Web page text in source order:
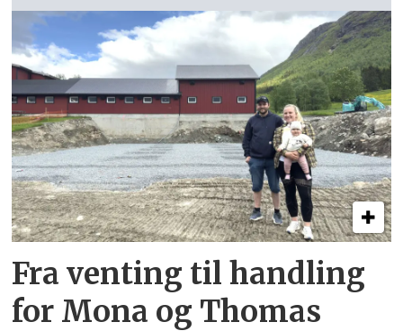
Fra venting til handling
for Mona og Thomas